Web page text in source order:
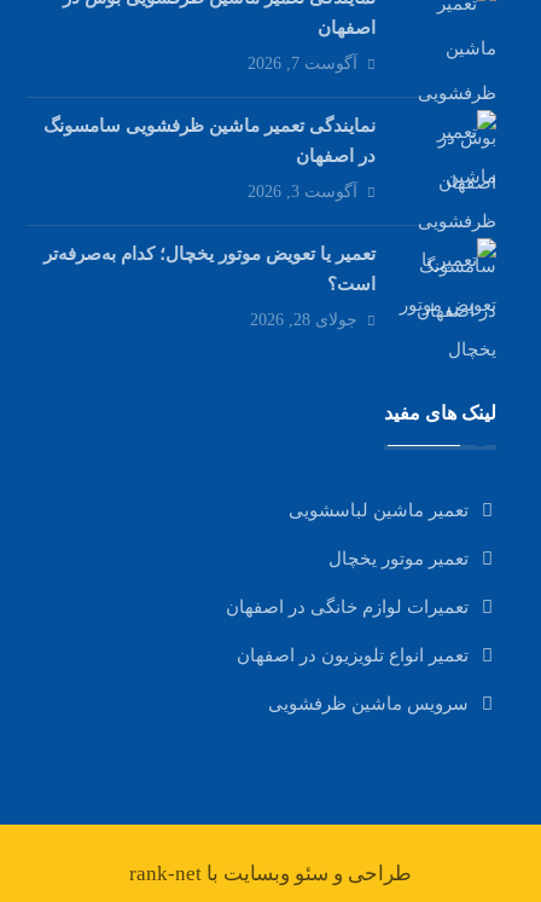
اصفهان
آگوست 7, 2026
نمایندگی تعمیر ماشین ظرفشویی سامسونگ
در اصفهان
آگوست 3, 2026
تعمیر یا تعویض موتور یخچال؛ کدام به‌صرفه‌تر
است؟
جولای 28, 2026
لینک های مفید
تعمیر ماشین لباسشویی
تعمیر موتور یخچال
تعمیرات لوازم خانگی در اصفهان
تعمیر انواع تلویزیون در اصفهان
سرویس ماشین ظرفشویی
طراحی و سئو وبسایت با rank-net